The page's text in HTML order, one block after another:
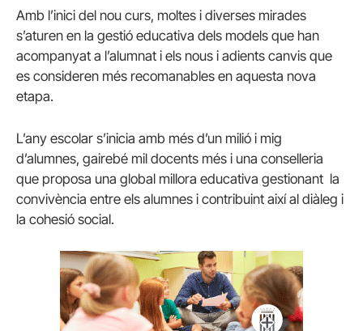
Amb l’inici del nou curs, moltes i diverses mirades
s’aturen en la gestió educativa dels models que han
acompanyat a l’alumnat i els nous i adients canvis que
es consideren més recomanables en aquesta nova
etapa.
L’any escolar s’inicia amb més d’un milió i mig
d’alumnes, gairebé mil docents més i una conselleria
que proposa una global millora educativa gestionant la
convivència entre els alumnes i contribuint així al diàleg i
la cohesió social.